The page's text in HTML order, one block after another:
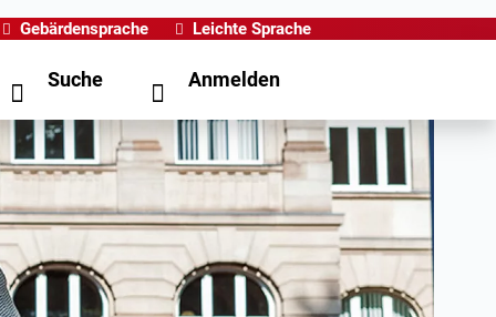
Gebärdensprache Leichte Sprache
Suche Anmelden